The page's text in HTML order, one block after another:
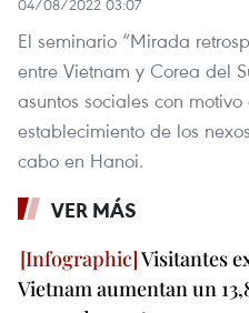
04/08/2022 03:07
El seminario “Mirada
entre Vietnam y Corea del
asuntos sociales con
establecimiento de los
cabo en Hanoi.
VER MÁS
Visitantes
Vietnam aumentan un